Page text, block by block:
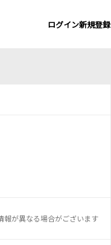
ログイン新規登録
が異なる場合がございます